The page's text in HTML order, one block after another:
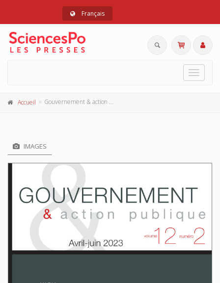
Français
Toggle
Accueil Gouvernement & action publique 12-2, avril-juin 2023
IMAGES